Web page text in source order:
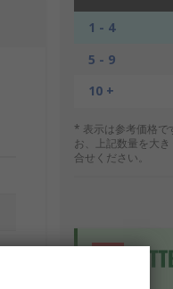
1 - 4
5 - 9
10 +
* 表示は参考価格で
お、上記数量を大
合せください。